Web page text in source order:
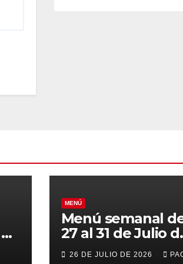
MENÚ
Menú semanal
27 al 31 de Julio
2026
26 DE JULIO DE 2026